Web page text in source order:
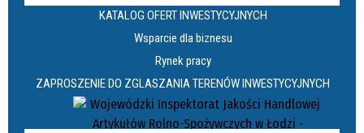
KATALOG OFERT INWESTYCYJNYCH
Wsparcie dla biznesu
Rynek pracy
ZAPROSZENIE DO ZGLASZANIA TERENÓW INWESTYCYJNYCH